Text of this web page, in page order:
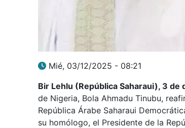
Mié, 03/12/2025 - 08:21
Bir Lehlu (República Saharaui), 3 de
de Nigeria, Bola Ahmadu Tinubu,
República Árabe Saharaui
su homólogo, el Presidente de la